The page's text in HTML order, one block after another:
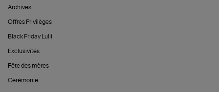
Archives
Offres Privilèges
Black Friday Lulli
Exclusivités
Fête des mères
Cérémonie